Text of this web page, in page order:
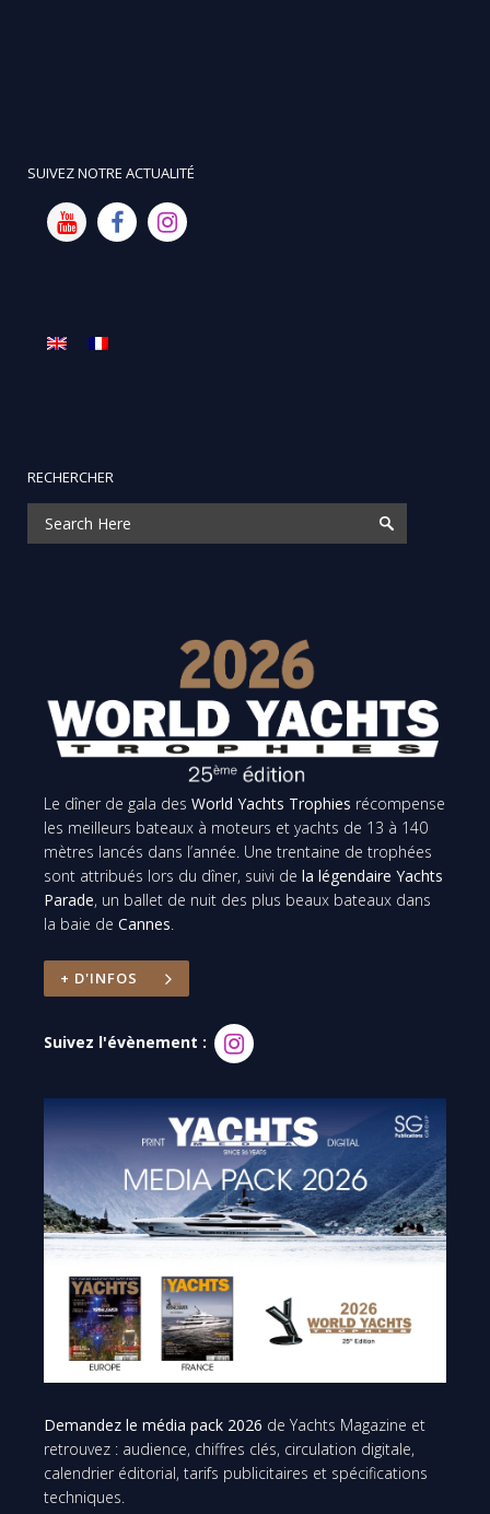
SUIVEZ NOTRE ACTUALITÉ
RECHERCHER
Le dîner de gala des World Yachts Trophies récompense
les meilleurs bateaux à moteurs et yachts de 13 à 140
mètres lancés dans l’année. Une trentaine de trophées
sont attribués lors du dîner, suivi de la légendaire Yachts
Parade, un ballet de nuit des plus beaux bateaux dans
la baie de Cannes.
+ D'INFOS
Suivez l'évènement :
Demandez le média pack 2026 de Yachts Magazine et
retrouvez : audience, chiffres clés, circulation digitale,
calendrier éditorial, tarifs publicitaires et spécifications
techniques.